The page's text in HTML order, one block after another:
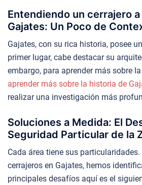
Entendiendo un cerrajero
Gajates: Un Poco de
Gajates, con su rica historia, posee
primer lugar, cabe destacar su
embargo, para aprender más sobre
aprender más sobre la historia de
realizar una investigación más
Soluciones a Medida: El
Seguridad Particular de la
Cada área tiene sus
cerrajeros en Gajates, hemos
principales desafíos aquí es el